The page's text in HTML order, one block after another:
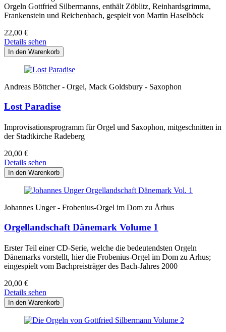
Orgeln Gottfried Silbermanns, enthält Zöblitz, Reinhardsgrimma,
Frankenstein und Reichenbach, gespielt von Martin Haselböck
22,00 €
Details sehen
Andreas Böttcher - Orgel, Mack Goldsbury - Saxophon
Lost Paradise
Improvisationsprogramm für Orgel und Saxophon, mitgeschnitten in
der Stadtkirche Radeberg
20,00 €
Details sehen
Johannes Unger - Frobenius-Orgel im Dom zu Århus
Orgellandschaft Dänemark Volume 1
Erster Teil einer CD-Serie, welche die bedeutendsten Orgeln
Dänemarks vorstellt, hier die Frobenius-Orgel im Dom zu Arhus;
eingespielt vom Bachpreisträger des Bach-Jahres 2000
20,00 €
Details sehen